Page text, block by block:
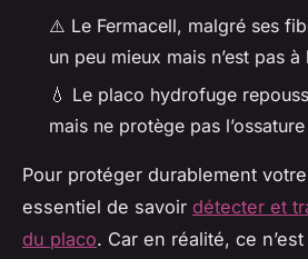
⚠️ Le Fermacell, malgré ses
un peu mieux mais n’est pas à
💧 Le placo hydrofuge
mais ne protège pas
Pour protéger durablement
essentiel de savoir détecter et
du placo. Car en réalité, ce